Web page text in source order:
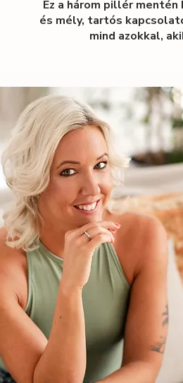
Ez a három pillér
és mély, tartós
mind azokkal,